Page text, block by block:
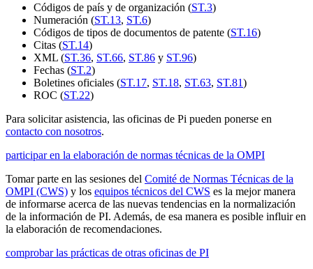
Códigos de país y de organización (ST.3)
Numeración (ST.13, ST.6)
Códigos de tipos de documentos de patente (ST.16)
Citas (ST.14)
XML (ST.36, ST.66, ST.86 y ST.96)
Fechas (ST.2)
Boletines oficiales (ST.17, ST.18, ST.63, ST.81)
ROC (ST.22)
Para solicitar asistencia, las oficinas de Pi pueden ponerse en
contacto con nosotros.
participar en la elaboración de normas técnicas de la OMPI
Tomar parte en las sesiones del Comité de Normas Técnicas de la
OMPI (CWS) y los equipos técnicos del CWS es la mejor manera
de informarse acerca de las nuevas tendencias en la normalización
de la información de PI. Además, de esa manera es posible influir en
la elaboración de recomendaciones.
comprobar las prácticas de otras oficinas de PI